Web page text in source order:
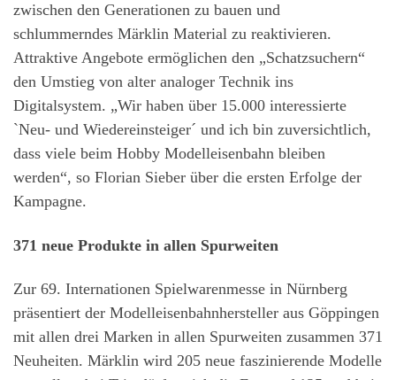
zwischen den Generationen zu bauen und
schlummerndes Märklin Material zu reaktivieren.
Attraktive Angebote ermöglichen den „Schatzsuchern“
den Umstieg von alter analoger Technik ins
Digitalsystem. „Wir haben über 15.000 interessierte
`Neu- und Wiedereinsteiger´ und ich bin zuversichtlich,
dass viele beim Hobby Modelleisenbahn bleiben
werden“, so Florian Sieber über die ersten Erfolge der
Kampagne.
371 neue Produkte in allen Spurweiten
Zur 69. Internationen Spielwarenmesse in Nürnberg
präsentiert der Modelleisenbahnhersteller aus Göppingen
mit allen drei Marken in allen Spurweiten zusammen 371
Neuheiten. Märklin wird 205 neue faszinierende Modelle